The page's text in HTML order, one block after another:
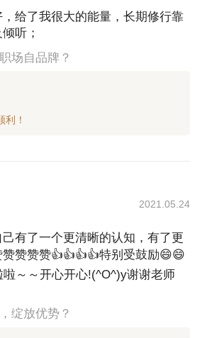
给了我很大的能量，长期修行靠
听；
场自品牌？
2021.05.24
有了一个更清晰的认知，有了更
赞赞赞👍👍👍👍特别受鼓励😄😄
～～开心开心!(^O^)y谢谢老师
绽放优势？